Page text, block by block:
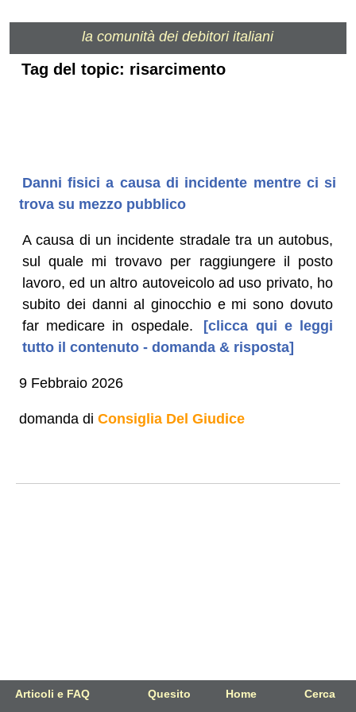
la comunità dei debitori italiani
Articoli e FAQ Quesito Home Cerca
Tag del topic: risarcimento
Danni fisici a causa di incidente mentre ci si
trova su mezzo pubblico
A causa di un incidente stradale tra un autobus,
sul quale mi trovavo per raggiungere il posto
lavoro, ed un altro autoveicolo ad uso privato, ho
subito dei danni al ginocchio e mi sono dovuto
far medicare in ospedale.
[clicca qui e leggi
tutto il contenuto - domanda & risposta]
9 Febbraio 2026
domanda di Consiglia Del Giudice